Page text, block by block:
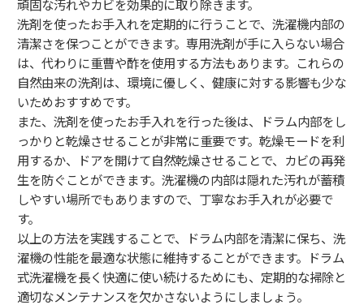
頑固な汚れやカビを効果的に取り除きます。
洗剤を使ったお手入れを定期的に行うことで、洗濯機内部の
清潔さを保つことができます。専用洗剤が手に入らない場合
は、代わりに重曹や酢を使用する方法もあります。これらの
自然由来の洗剤は、環境に優しく、健康に対する影響も少な
いためおすすめです。
また、洗剤を使ったお手入れを行った後は、ドラム内部をし
っかりと乾燥させることが非常に重要です。乾燥モードを利
用するか、ドアを開けて自然乾燥させることで、カビの再発
生を防ぐことができます。洗濯機の内部は隠れた汚れが蓄積
しやすい場所でもありますので、丁寧なお手入れが必要で
す。
以上の方法を実践することで、ドラム内部を清潔に保ち、洗
濯機の性能を最適な状態に維持することができます。ドラム
式洗濯機を長く快適に使い続けるためにも、定期的な掃除と
適切なメンテナンスを欠かさないようにしましょう。